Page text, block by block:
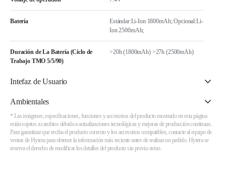
Batería
Estándar:Li-Ion 1800mAh; Opcional:Li-
Ion 2500mAh;
Duración de La Batería (Ciclo de
Trabajo TMO 5/5/90)
>20h (1800mAh) >27h (2500mAh)
Intefaz de Usuario
Ambientales
* Las imágenes, especificaciones, funciones y accesorios del producto mostrado en esta página
están sujetos a cambios debido a actualizaciones tecnológicas y mejoras de producción continuas.
Para garantizar que reciba el producto correcto y los accesorios compatibles, contacte al equipo de
ventas de Hytera para obtener la información más reciente antes de realizar un pedido. Hytera se
reserva el derecho de modificar los detalles del producto sin previo aviso.